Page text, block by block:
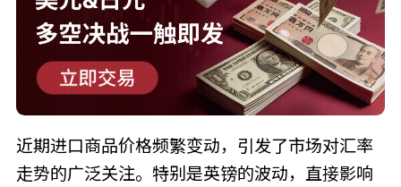
近期进口商品价格频繁变动，引发了市场对汇率
走势的广泛关注。特别是英镑的波动，直接影响